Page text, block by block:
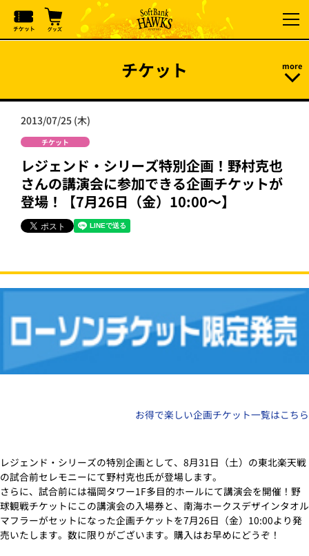
チケット
2013/07/25 (木)
チケット
レジェンド・シリーズ特別企画！野村克也
さんの講演会に参加できる企画チケットが
登場！【7月26日（金）10:00～】
お得で楽しい企画チケット一覧はこちら
レジェンド・シリーズの特別企画として、8月31日（土）の東北楽天戦
の試合前セレモニーにて野村克也氏が登場します。
さらに、試合前には福岡タワー1F多目的ホールにて講演会を開催！野
球観戦チケットにこの講演会の入場券と、南海ホークスデザインタオル
マフラーがセットになった企画チケットを7月26日（金）10:00より発
売いたします。数に限りがございます。購入はお早めにどうぞ！